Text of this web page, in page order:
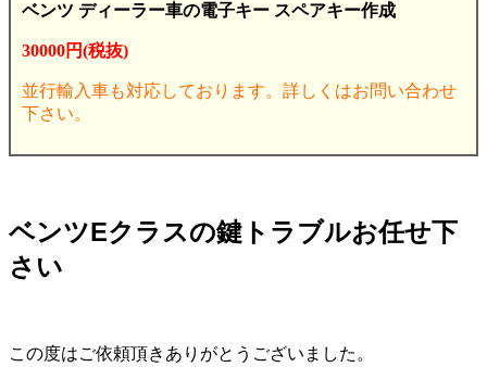
ベンツ ディーラー車の電子キー スペアキー作成
30000円(税抜)
並行輸入車も対応しております。詳しくはお問い合わせ
下さい。
ベンツEクラスの鍵トラブルお任せ下
さい
この度はご依頼頂きありがとうございました。